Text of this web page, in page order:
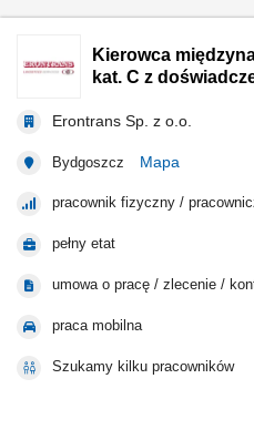
Kierowca
kat. C z
Erontrans Sp. z o.o.
Bydgoszcz Mapa
pracownik fizyczny /
pełny etat
umowa o pracę / zlecenie /
praca mobilna
Szukamy kilku pracowników